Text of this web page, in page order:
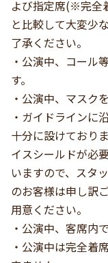
よび指定席(※完全
と比較して大変少
了承ください。
・公演中、コール
す。
・公演中、マスク
・ガイドラインに
十分に設けており
イスシールドが必
いますので、スタ
のお客様は申し訳
用意ください。
・公演中、客席内
・公演中は完全着